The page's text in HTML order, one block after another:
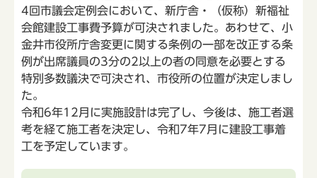
4回市議会定例会において、新庁舎・（仮称）新福祉
会館建設工事費予算が可決されました。あわせて、小
金井市役所庁舎変更に関する条例の一部を改正する条
例が出席議員の3分の2以上の者の同意を必要とする
特別多数議決で可決され、市役所の位置が決定しまし
た。
令和6年12月に実施設計は完了し、今後は、施工者選
考を経て施工者を決定し、令和7年7月に建設工事着
工を予定しています。